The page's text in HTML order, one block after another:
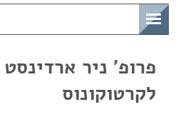
פרופ' ניר
לקרטוקונוס